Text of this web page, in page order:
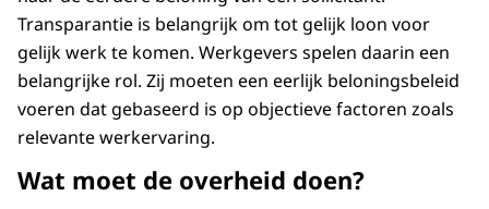
Transparantie is belangrijk om tot gelijk loon voor
gelijk werk te komen. Werkgevers spelen daarin een
belangrijke rol. Zij moeten een eerlijk beloningsbeleid
voeren dat gebaseerd is op objectieve factoren zoals
relevante werkervaring.
Wat moet de overheid doen?